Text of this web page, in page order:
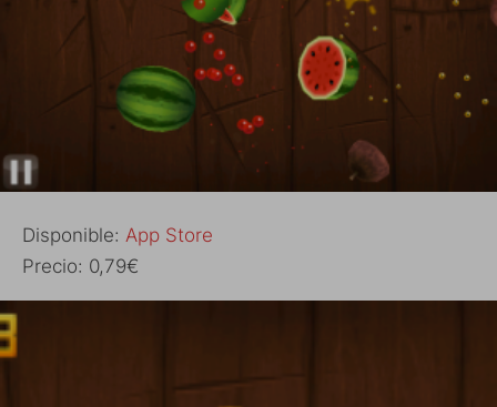
Disponible: App Store
Precio: 0,79€